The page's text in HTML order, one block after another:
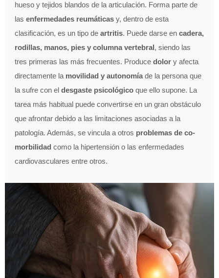
hueso y tejidos blandos de la articulación. Forma parte de
las enfermedades reumáticas y, dentro de esta
clasificación, es un tipo de artritis. Puede darse en cadera,
rodillas, manos, pies y columna vertebral, siendo las
tres primeras las más frecuentes. Produce dolor y afecta
directamente la movilidad y autonomía de la persona que
la sufre con el desgaste psicológico que ello supone. La
tarea más habitual puede convertirse en un gran obstáculo
que afrontar debido a las limitaciones asociadas a la
patología. Además, se vincula a otros problemas de co-
morbilidad como la hipertensión o las enfermedades
cardiovasculares entre otros.